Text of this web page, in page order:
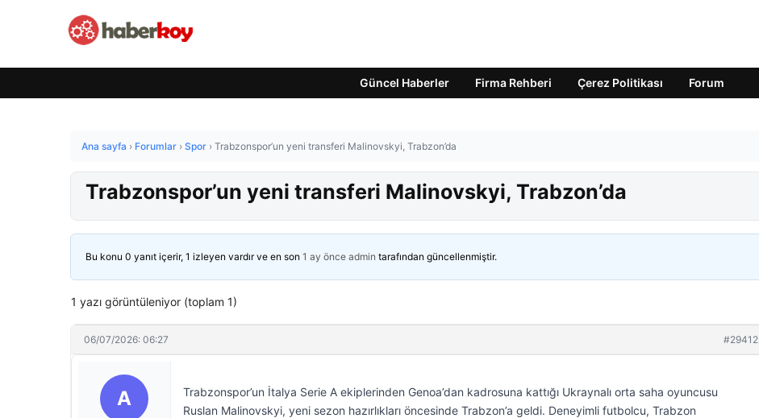
Güncel Haberler Firma Rehberi Çerez Politikası Forum
Ana sayfa › Forumlar › Spor › Trabzonspor’un yeni transferi Malinovskyi, Trabzon’da
Trabzonspor’un yeni transferi Malinovskyi, Trabzon’da
Bu konu 0 yanıt içerir, 1 izleyen vardır ve en son 1 ay önce admin tarafından güncellenmiştir.
1 yazı görüntüleniyor (toplam 1)
06/07/2026: 06:27 #29412
A
Trabzonspor’un İtalya Serie A ekiplerinden Genoa’dan kadrosuna kattığı Ukraynalı orta saha oyuncusu
Ruslan Malinovskyi, yeni sezon hazırlıkları öncesinde Trabzon’a geldi. Deneyimli futbolcu, Trabzon